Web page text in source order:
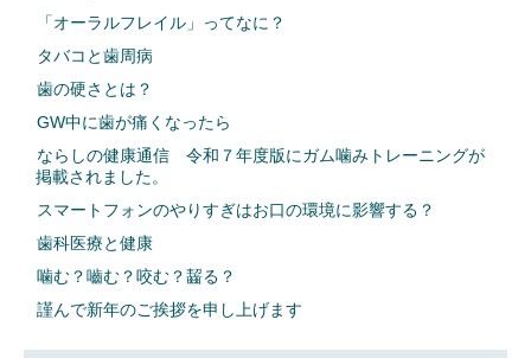
「オーラルフレイル」ってなに？
タバコと歯周病
歯の硬さとは？
GW中に歯が痛くなったら
ならしの健康通信 令和７年度版にガム噛みトレーニングが
掲載されました。
スマートフォンのやりすぎはお口の環境に影響する？
歯科医療と健康
噛む？嚙む？咬む？齧る？
謹んで新年のご挨拶を申し上げます